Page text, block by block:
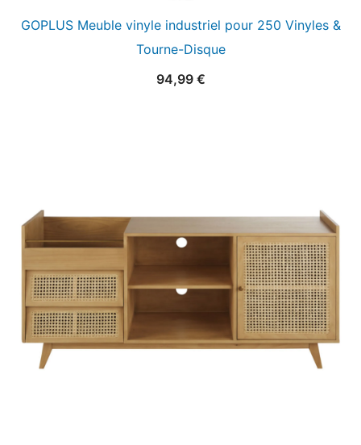
GOPLUS Meuble vinyle industriel pour 250 Vinyles &
Tourne-Disque
94,99 €